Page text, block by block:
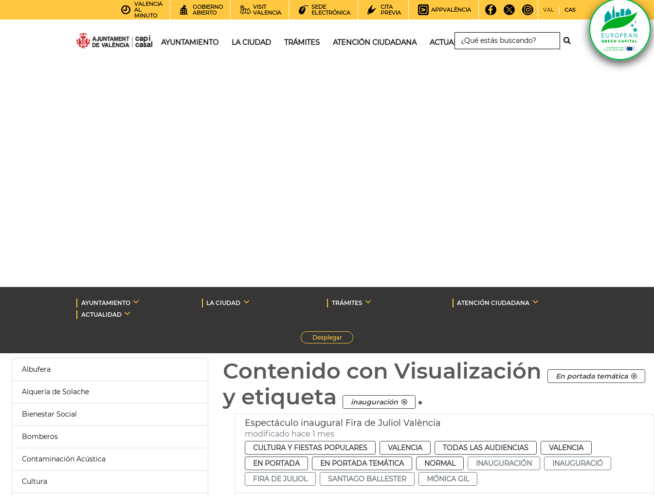
VALENCIA
AL
MINUTO
GOBIERNO
ABIERTO
VISIT
VALENCIA
SEDE
ELECTRÓNICA
CITA
PREVIA
APPVALÈNCIA VAL CAS
AYUNTAMIENTO LA CIUDAD TRÁMITES ATENCIÓN CIUDADANA ACTUALIDAD
AYUNTAMIENTO LA CIUDAD TRÁMITES
ATENCIÓN CIUDADANA
ACTUALIDAD
Desplegar
Albufera
Alquería de Solache
Bienestar Social
Bomberos
Contaminación Acústica
Cultura
Contenido con Visualización En portada temática
y etiqueta inauguración .
Espectáculo inaugural Fira de Juliol València
modificado hace 1 mes
CULTURA Y FIESTAS POPULARES VALENCIA TODAS LAS AUDIENCIAS
VALENCIA
EN PORTADA
EN PORTADA TEMÁTICA NORMAL INAUGURACIÓN
INAUGURACIÓ
FIRA DE JULIOL
SANTIAGO BALLESTER MÓNICA GIL